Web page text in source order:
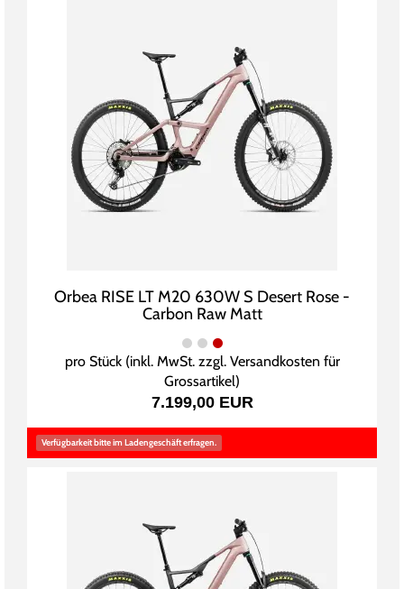
Orbea RISE LT M20 630W S Desert Rose -
Carbon Raw Matt
pro Stück (inkl. MwSt. zzgl. Versandkosten für
Grossartikel)
7.199,00 EUR
Verfügbarkeit bitte im Ladengeschäft erfragen.